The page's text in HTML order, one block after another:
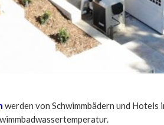
werden von Schwimmbädern und Hotels